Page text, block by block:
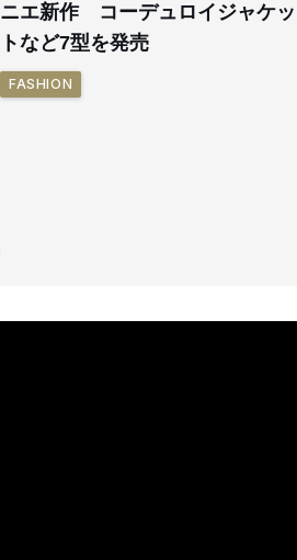
ニエ新作 コーデュロイジャケッ
トなど7型を発売
FASHION